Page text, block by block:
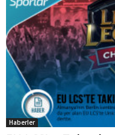
Haberler